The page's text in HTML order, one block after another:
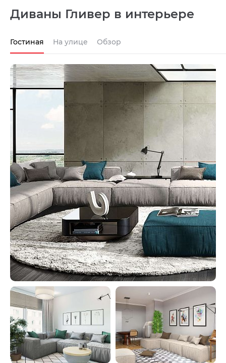
Диваны Гливер в интерьере
Гостиная На улице Обзор